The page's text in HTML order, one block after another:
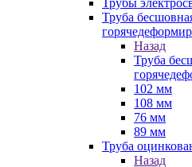
Трубы
Труба
Назад
Труба
102 мм
108 мм
76 мм
89 мм
Труба
Назад